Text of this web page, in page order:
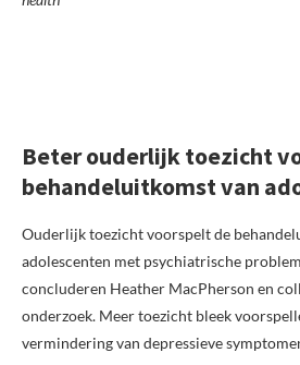
Beter ouderlijk toezicht
behandeluitkomst van
Ouderlijk toezicht voorspelt de
adolescenten met psychiatrische
concluderen Heather MacPherson en
onderzoek. Meer toezicht bleek
vermindering van depressieve